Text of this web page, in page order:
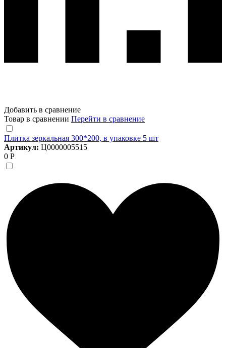
Добавить в сравнение
Товар в сравнении Перейти в сравнение
Плитка зеркальная 300*200, в упаковке 5 шт
Артикул: Ц0000005515
0 Р